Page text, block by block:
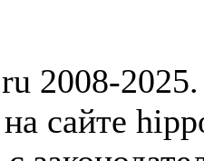
2008-
сайте